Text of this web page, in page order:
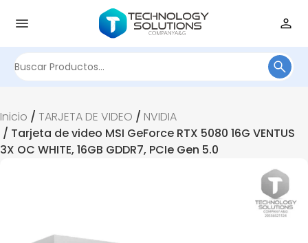
Inicio / TARJETA DE VIDEO / NVIDIA
/ Tarjeta de video MSI GeForce RTX 5080 16G VENTUS
3X OC WHITE, 16GB GDDR7, PCIe Gen 5.0